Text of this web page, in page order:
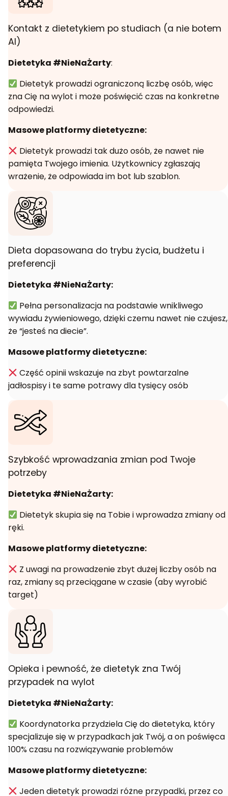
Kontakt z dietetykiem po studiach (a nie botem
AI)
Dietetyka #NieNaŻarty:
Dietetyk prowadzi ograniczoną liczbę osób, więc
zna Cię na wylot i może poświęcić czas na konkretne
odpowiedzi.
Masowe platformy dietetyczne:
Dietetyk prowadzi tak dużo osób, że nawet nie
pamięta Twojego imienia. Użytkownicy zgłaszają
wrażenie, że odpowiada im bot lub szablon.
Dieta dopasowana do trybu życia, budżetu i
preferencji
Dietetyka #NieNaŻarty:
Pełna personalizacja na podstawie wnikliwego
wywiadu żywieniowego, dzięki czemu nawet nie czujesz,
że “jesteś na diecie”.
Masowe platformy dietetyczne:
Część opinii wskazuje na zbyt powtarzalne
jadłospisy i te same potrawy dla tysięcy osób
Szybkość wprowadzania zmian pod Twoje
potrzeby
Dietetyka #NieNaŻarty:
Dietetyk skupia się na Tobie i wprowadza zmiany od
ręki.
Masowe platformy dietetyczne:
Z uwagi na prowadzenie zbyt dużej liczby osób na
raz, zmiany są przeciągane w czasie (aby wyrobić
target)
Opieka i pewność, że dietetyk zna Twój
przypadek na wylot
Dietetyka #NieNaŻarty:
Koordynatorka przydziela Cię do dietetyka, który
specjalizuje się w przypadkach jak Twój, a on poświęca
100% czasu na rozwiązywanie problemów
Masowe platformy dietetyczne:
Jeden dietetyk prowadzi różne przypadki, przez co